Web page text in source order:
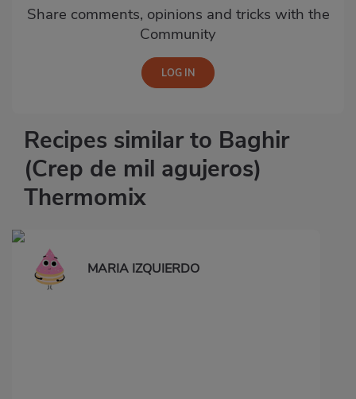
Share comments, opinions and tricks with the
Community
Recipes similar to Baghir
(Crep de mil agujeros)
Thermomix
MARIA IZQUIERDO